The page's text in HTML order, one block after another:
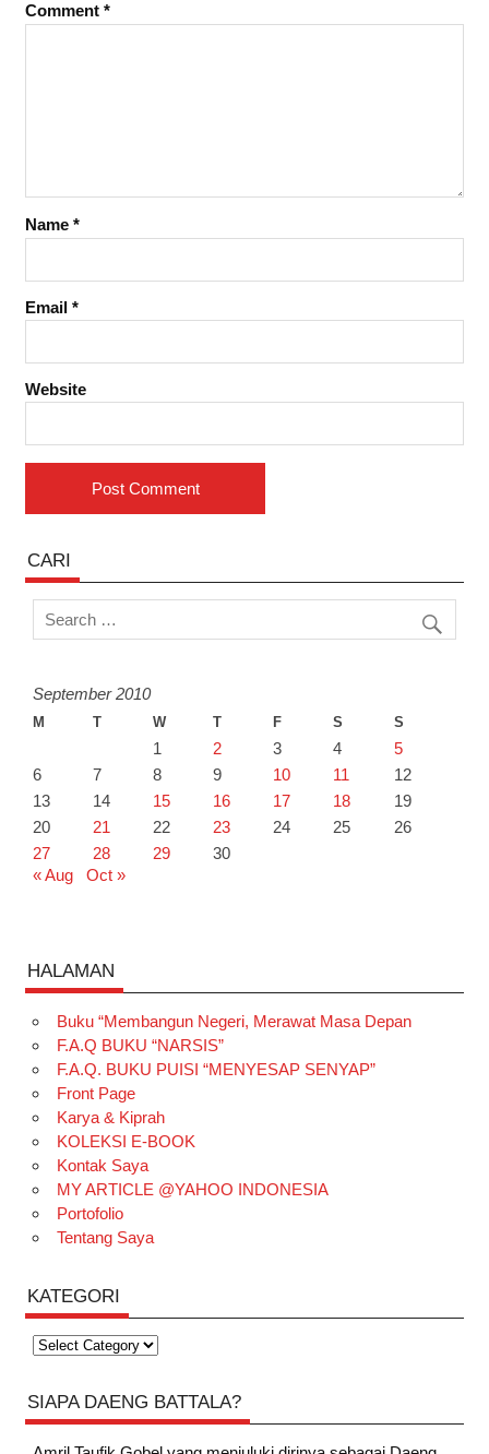
Comment *
Name *
Email *
Website
CARI
September 2010
M T W T F S S
1 2 3 4
5
6
7 8 9 10 11
12
13
14 15 16 17 18
19
20
21 22 23 24 25
26
27
28 29
30
« Aug
Oct »
HALAMAN
Buku “Membangun Negeri, Merawat Masa Depan
F.A.Q BUKU “NARSIS”
F.A.Q. BUKU PUISI “MENYESAP SENYAP”
Front Page
Karya & Kiprah
KOLEKSI E-BOOK
Kontak Saya
MY ARTICLE @YAHOO INDONESIA
Portofolio
Tentang Saya
KATEGORI
Kategori
SIAPA DAENG BATTALA?